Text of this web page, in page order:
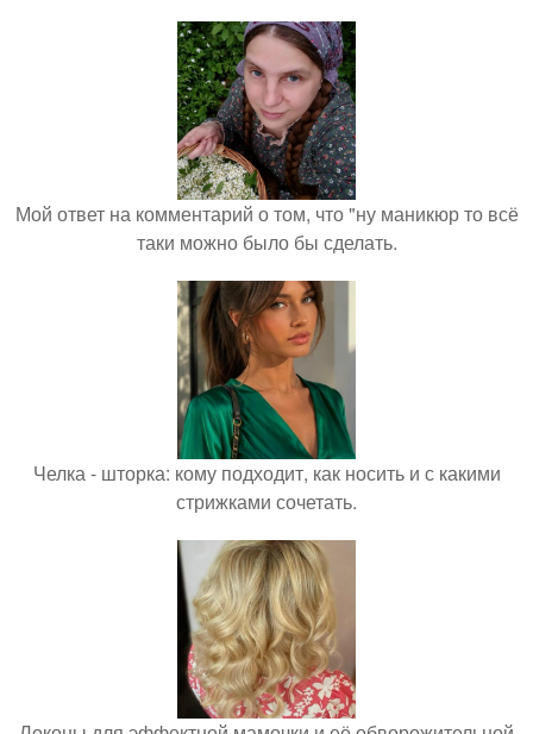
Мой ответ на комментарий о том, что "ну маникюр то всё
таки можно было бы сделать.
Челка - шторка: кому подходит, как носить и с какими
стрижками сочетать.